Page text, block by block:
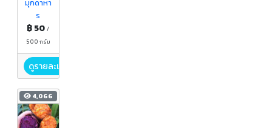
มุกดาหา
ร
฿ 50/
500 กรัม
ดูรายละเอียด
4,066